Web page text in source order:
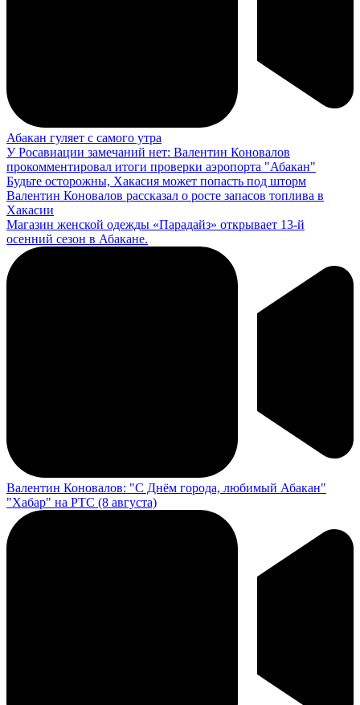
Абакан гуляет с самого утра
У Росавиации замечаний нет: Валентин Коновалов
прокомментировал итоги проверки аэропорта "Абакан"
Будьте осторожны, Хакасия может попасть под шторм
Валентин Коновалов рассказал о росте запасов топлива в
Хакасии
Магазин женской одежды «Парадайз» открывает 13-й
осенний сезон в Абакане.
Валентин Коновалов: "С Днём города, любимый Абакан"
"Хабар" на РТС (8 августа)